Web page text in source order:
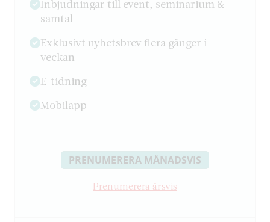
Inbjudningar till event, seminarium &
samtal
Exklusivt nyhetsbrev flera gånger i
veckan
E-tidning
Mobilapp
PRENUMERERA MÅNADSVIS
Prenumerera årsvis